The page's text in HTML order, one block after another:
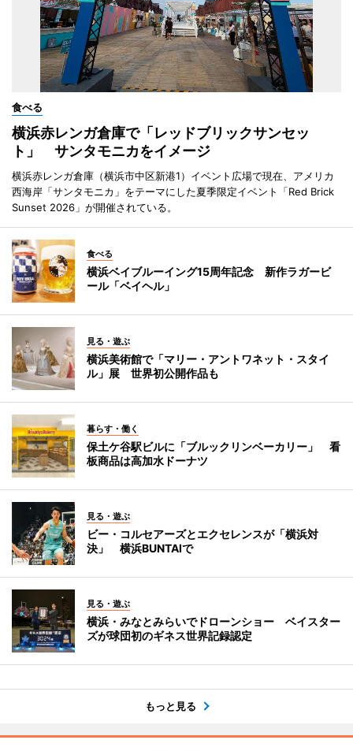
食べる
横浜赤レンガ倉庫で「レッドブリックサンセッ
ト」 サンタモニカをイメージ
横浜赤レンガ倉庫（横浜市中区新港1）イベント広場で現在、アメリカ
西海岸「サンタモニカ」をテーマにした夏季限定イベント「Red Brick
Sunset 2026」が開催されている。
食べる
横浜ベイブルーイング15周年記念 新作ラガービ
ール「ベイヘル」
見る・遊ぶ
横浜美術館で「マリー・アントワネット・スタイ
ル」展 世界初公開作品も
暮らす・働く
保土ケ谷駅ビルに「ブルックリンベーカリー」 看
板商品は高加水ドーナツ
見る・遊ぶ
ビー・コルセアーズとエクセレンスが「横浜対
決」 横浜BUNTAIで
見る・遊ぶ
横浜・みなとみらいでドローンショー ベイスター
ズが球団初のギネス世界記録認定
もっと見る